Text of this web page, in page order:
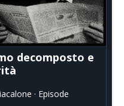
decomposto e
· Episode